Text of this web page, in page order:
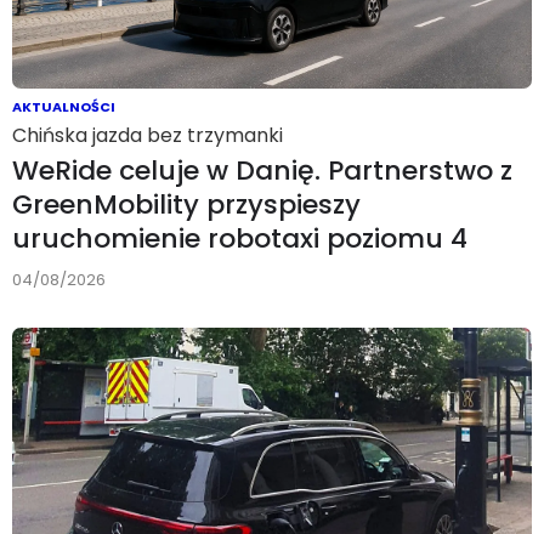
AKTUALNOŚCI
Chińska jazda bez trzymanki
WeRide celuje w Danię. Partnerstwo z
GreenMobility przyspieszy
uruchomienie robotaxi poziomu 4
04/08/2026